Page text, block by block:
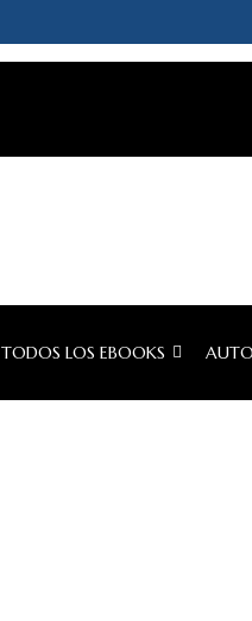
TODOS LOS EBOOKS